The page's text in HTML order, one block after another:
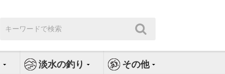
索:
淡水の釣り その他